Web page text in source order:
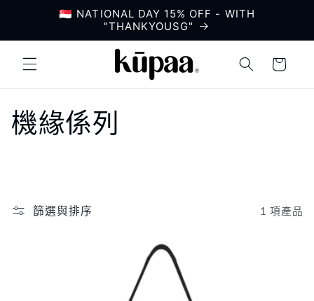
🇸🇬 NATIONAL DAY 15% OFF - WITH
"THANKYOUSG"
物
商
列
機緣係列
篩選與排序 1 項產品